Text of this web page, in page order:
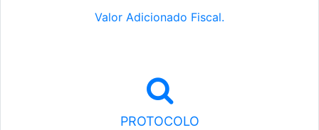
Valor Adicionado Fiscal.
PROTOCOLO